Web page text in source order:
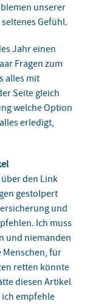
unserer
Gefühl.
Jahr einen
Fragen zum
alles mit
Seite gleich
welche Option
erledigt,
den Link
gestolpert
und
Ich muss
und niemanden
Menschen, für
retten könnte
diesen Artikel
empfehle